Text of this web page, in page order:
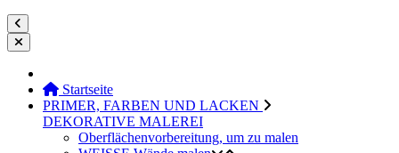
Startseite
PRIMER, FARBEN UND LACKEN
DEKORATIVE MALEREI
Oberflächenvorbereitung, um zu malen